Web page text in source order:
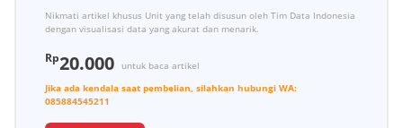
Nikmati artikel khusus Unit yang telah disusun oleh Tim Data Indonesia
dengan visualisasi data yang akurat dan menarik.
Rp20.000
untuk baca artikel
Jika ada kendala saat pembelian, silahkan hubungi WA:
085884545211